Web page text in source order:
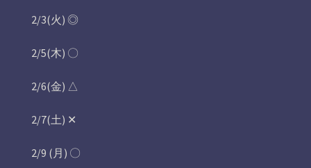
2/3(火) ◎
2/5(木) 〇
2/6(金) △
2/7(土) ‪✕
2/9 (月) 〇